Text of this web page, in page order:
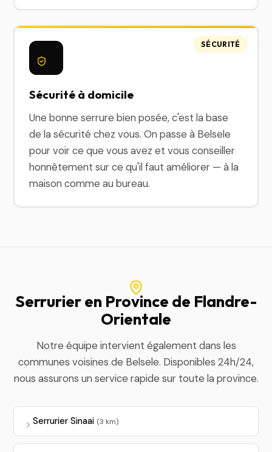
Sécurité à domicile
Une bonne serrure bien posée, c'est la base
de la sécurité chez vous. On passe à Belsele
pour voir ce que vous avez et vous conseiller
honnêtement sur ce qu'il faut améliorer — à la
maison comme au bureau.
SÉCURITÉ
Serrurier en Province de Flandre-
Orientale
Notre équipe intervient également dans les
communes voisines de Belsele. Disponibles 24h/24,
nous assurons un service rapide sur toute la province.
Serrurier Sinaai (3 km)